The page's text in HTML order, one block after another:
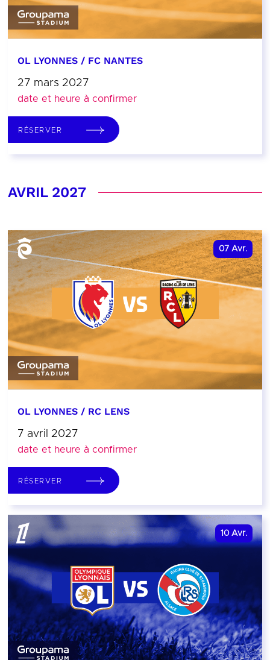
OL LYONNES / FC NANTES
27 mars 2027
date et heure à confirmer
RÉSERVER
AVRIL 2027
07 Avr.
OL LYONNES / RC LENS
7 avril 2027
date et heure à confirmer
RÉSERVER
10 Avr.